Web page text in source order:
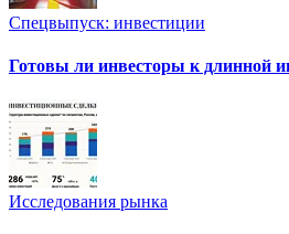
Спецвыпуск: инвестиции
Готовы ли инвесторы к длинной
Исследования рынка